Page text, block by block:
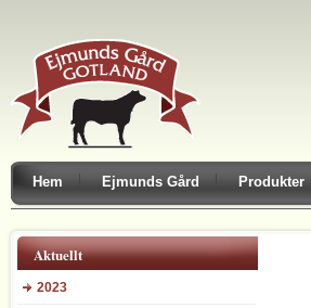
Hem Ejmunds Gård Produkter
Aktuellt
2023